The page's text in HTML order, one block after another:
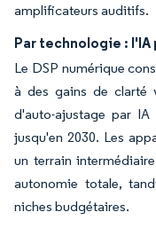
amplificateurs auditifs.
Par technologie :
Le DSP numérique
à des gains de clarté
d'auto-ajustage par
jusqu'en 2030. Les
un terrain
autonomie totale,
niches budgétaires.